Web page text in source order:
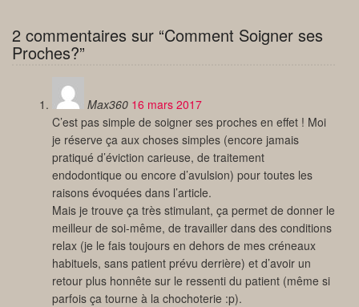
2 commentaires sur “Comment Soigner ses
Proches?”
Max360 16 mars 2017
C’est pas simple de soigner ses proches en effet ! Moi
je réserve ça aux choses simples (encore jamais
pratiqué d’éviction carieuse, de traitement
endodontique ou encore d’avulsion) pour toutes les
raisons évoquées dans l’article.
Mais je trouve ça très stimulant, ça permet de donner le
meilleur de soi-même, de travailler dans des conditions
relax (je le fais toujours en dehors de mes créneaux
habituels, sans patient prévu derrière) et d’avoir un
retour plus honnête sur le ressenti du patient (même si
parfois ça tourne à la chochoterie :p).